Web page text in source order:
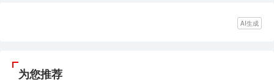
AI生成
为您推荐